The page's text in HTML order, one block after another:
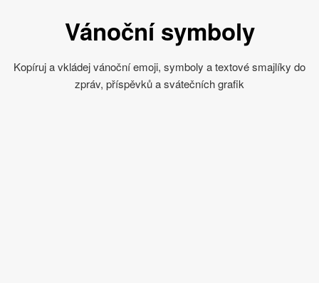
Vánoční symboly
Kopíruj a vkládej vánoční emoji, symboly a textové smajlíky do
zpráv, příspěvků a svátečních grafik